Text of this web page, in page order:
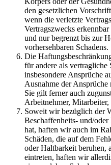
den gesetzlichen
wenn die verletzte
Vertragszwecks
und nur begrenzt bis zur
vorhersehbaren Schadens.
Die
für andere als vertragliche
insbesondere Ansprüche
Ausnahme der Ansprüche
Sie gilt ferner auch
Arbeitnehmer,
Soweit wir bezüglich der
Beschaffenheits- und/
hat, haften wir auch im
Schäden, die auf dem
oder Haltbarkeit beruhen,
eintreten, haften wir